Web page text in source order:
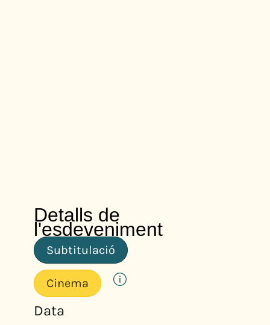
Detalls de
l'esdeveniment
Subtitulació
Cinema
Data